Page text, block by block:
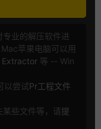
业的解压软件进
Mac苹果电脑可以用
Extractor 等 -- Win
以尝试Pr工程文件
些文件等，请提